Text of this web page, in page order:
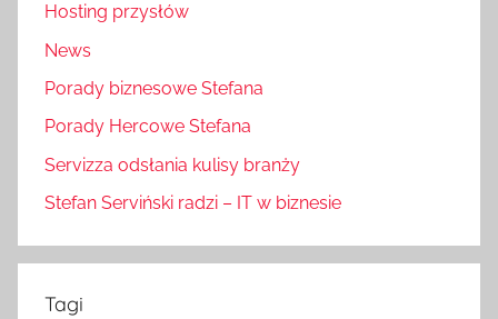
Hosting przysłów
News
Porady biznesowe Stefana
Porady Hercowe Stefana
Servizza odsłania kulisy branży
Stefan Serviński radzi – IT w biznesie
Tagi